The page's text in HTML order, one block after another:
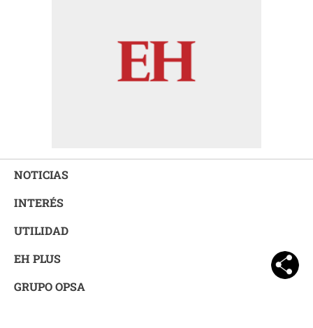
NOTICIAS
INTERÉS
UTILIDAD
EH PLUS
GRUPO OPSA